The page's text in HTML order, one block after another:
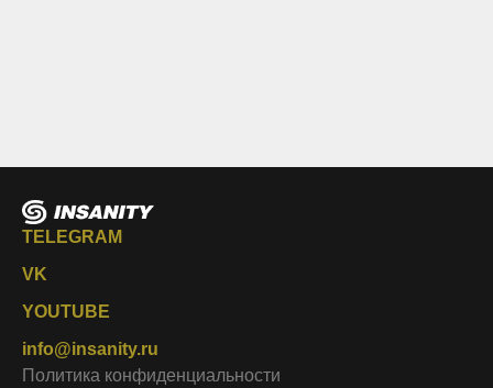
TELEGRAM
VK
YOUTUBE
info@insanity.ru
Политика конфиденциальности